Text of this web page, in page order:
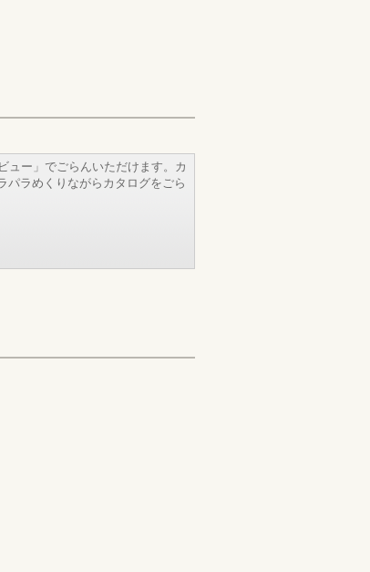
ュー」でごらんいただけます。カ
パラめくりながらカタログをごら